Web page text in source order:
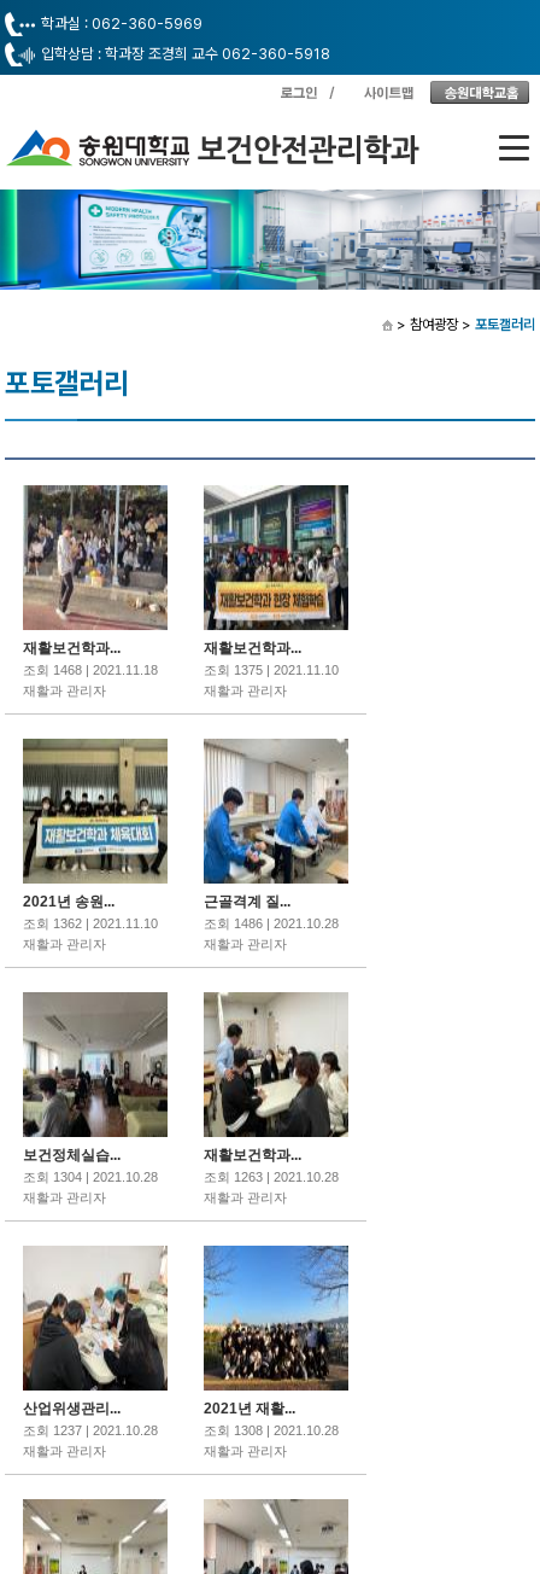
학과실 : 062-360-5969
입학상담 : 학과장 조경희 교수 062-360-5918
> 참여광장> 포토갤러리
포토갤러리
재활보건학과...
조회 1468 | 2021.11.18
재활과 관리자
재활보건학과...
조회 1375 | 2021.11.10
재활과 관리자
2021년 송원...
조회 1362 | 2021.11.10
재활과 관리자
근골격계 질...
조회 1486 | 2021.10.28
재활과 관리자
보건정체실습...
조회 1304 | 2021.10.28
재활과 관리자
재활보건학과...
조회 1263 | 2021.10.28
재활과 관리자
산업위생관리...
조회 1237 | 2021.10.28
재활과 관리자
2021년 재활...
조회 1308 | 2021.10.28
재활과 관리자